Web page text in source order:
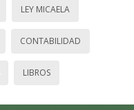
LEY MICAELA
CONTABILIDAD
LIBROS